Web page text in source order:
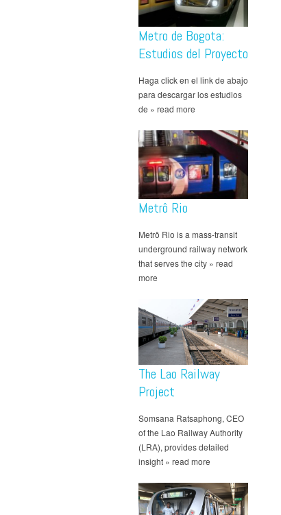
Metro de Bogota:
Estudios del Proyecto
Haga click en el link de abajo
para descargar los estudios
de » read more
Metrô Rio
Metrô Rio is a mass-transit
underground railway network
that serves the city » read
more
The Lao Railway
Project
Somsana Ratsaphong, CEO
of the Lao Railway Authority
(LRA), provides detailed
insight » read more